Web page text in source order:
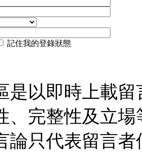
記住我的登錄狀態
是以即時上載
、完整性及立
論只代表留言